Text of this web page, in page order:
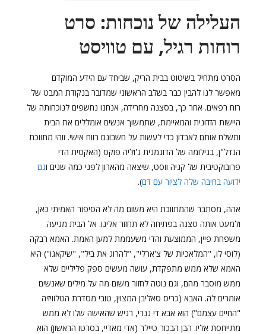
העלילה של נוכחות: סרט
רוחות רגיל, עם טוויסט
הסרט מתחיל בשיטוט בבית הריק, שביחד עם הידע המוקדם
מאפשר לנו להבין כבר בשלב הראשוני שמדובר בנקודת המבט של
רוח רפאים. אחר כך, בסצנה מחרידה, אנחנו נחשפים לנוכחותה של
היישות הזדונית והמאיימת, שתמשוך אנשים אומללים את הבית
ותשלח אותם לאבדון כדי לעשות על חשבונם רווח אישי. זוהי מתווכת
הנדל"ן, בגילומה של הדוגמנית ג'וליה פוקס (האקסית הדי
פרובוקטיבית של קניה ווסט, שיצאה מהארון לפני כמה שנים וגם
ידועה בחיבה שלה לציור עם דם).
אהה, מסתבר שהמתווכת היא משום מה לא הסיפור האמיתי כאן,
ולמעט אותה סצנה בפתיחה לא תחזור אלינו. אל הבית מגיעה
משפחת פיין, הממוצעת והדי משעממת למען האמת. האמא רבקה
(לוסי לו, "המלאכיות של צ'ארלי", "להרוג את ביל", "שיקאגו") היא
האמא שלא ממש מתפקדת, עושה מעשים ספק פליליים שלא
ממש מוסבר מהם, וגם נוטה לחזור משום מה על מילים שאנשים
אומרים לה. האבא (כריס סאליבן המצוין, טובי מסדרת הטלוויזיה
"החיים עצמם") הוא אבא די גנרי, רגיש שהאישה שלו לא ממש
מתייחסת אליו. הבן הבכור טיילר (אדי מאדיי, בסרטו הראשון) הוא